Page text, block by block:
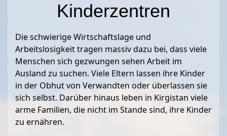
Kinderzentren
Die schwierige Wirtschaftslage und
Arbeitslosigkeit tragen massiv dazu bei, dass viele
Menschen sich gezwungen sehen Arbeit im
Ausland zu suchen. Viele Eltern lassen ihre Kinder
in der Obhut von Verwandten oder überlassen sie
sich selbst. Darüber hinaus leben in Kirgistan viele
arme Familien, die nicht im Stande sind, ihre Kinder
zu ernähren.